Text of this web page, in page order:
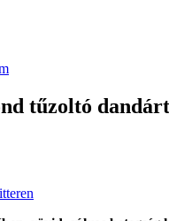
tűzoltó